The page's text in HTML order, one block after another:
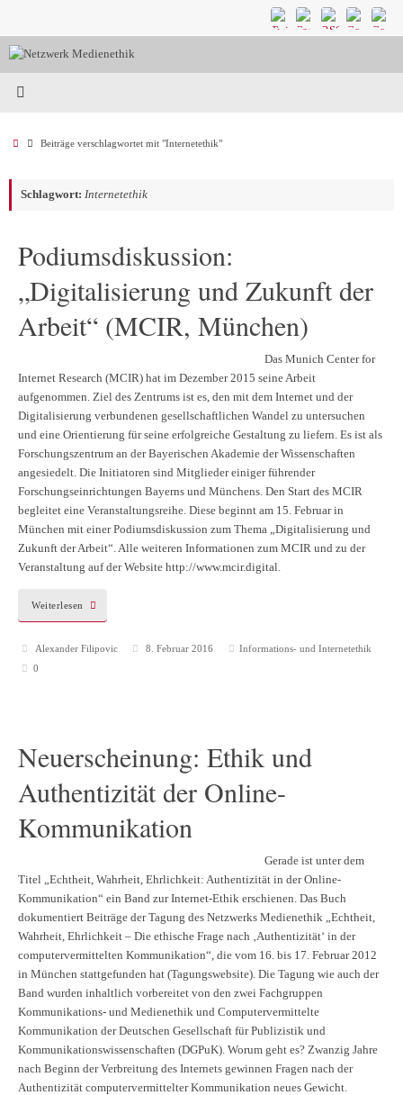
springen
StartBeiträge verschlagwortet mit "Internetethik"
Schlagwort: Internetethik
Podiumsdiskussion:
„Digitalisierung und Zukunft der
Arbeit“ (MCIR, München)
Das Munich Center for
Internet Research (MCIR) hat im Dezember 2015 seine Arbeit
aufgenommen. Ziel des Zentrums ist es, den mit dem Internet und der
Digitalisierung verbundenen gesellschaftlichen Wandel zu untersuchen
und eine Orientierung für seine erfolgreiche Gestaltung zu liefern. Es ist als
Forschungszentrum an der Bayerischen Akademie der Wissenschaften
angesiedelt. Die Initiatoren sind Mitglieder einiger führender
Forschungseinrichtungen Bayerns und Münchens. Den Start des MCIR
begleitet eine Veranstaltungsreihe. Diese beginnt am 15. Februar in
München mit einer Podiumsdiskussion zum Thema „Digitalisierung und
Zukunft der Arbeit“. Alle weiteren Informationen zum MCIR und zu der
Veranstaltung auf der Website http://www.mcir.digital.
Weiterlesen
Alexander Filipovic 8. Februar 2016
Informations- und Internetethik
0
Neuerscheinung: Ethik und
Authentizität der Online-
Kommunikation
Gerade ist unter dem
Titel „Echtheit, Wahrheit, Ehrlichkeit: Authentizität in der Online-
Kommunikation“ ein Band zur Internet-Ethik erschienen. Das Buch
dokumentiert Beiträge der Tagung des Netzwerks Medienethik „Echtheit,
Wahrheit, Ehrlichkeit – Die ethische Frage nach ‚Authentizität‘ in der
computervermittelten Kommunikation“, die vom 16. bis 17. Februar 2012
in München stattgefunden hat (Tagungswebsite). Die Tagung wie auch der
Band wurden inhaltlich vorbereitet von den zwei Fachgruppen
Kommunikations- und Medienethik und Computervermittelte
Kommunikation der Deutschen Gesellschaft für Publizistik und
Kommunikationswissenschaften (DGPuK). Worum geht es? Zwanzig Jahre
nach Beginn der Verbreitung des Internets gewinnen Fragen nach der
Authentizität computervermittelter Kommunikation neues Gewicht.